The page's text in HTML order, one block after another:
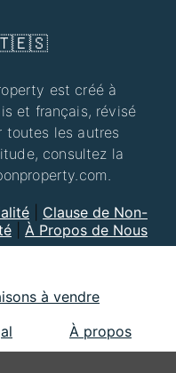
🇪🇸
est créé à
et français, révisé
toutes les autres
consultez la
Clause de Non-
À Propos de Nous
à vendre
À propos